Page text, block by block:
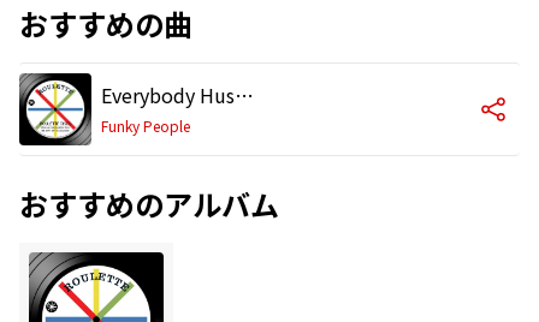
おすすめの曲
Everybody Hustle
Funky People
おすすめのアルバム